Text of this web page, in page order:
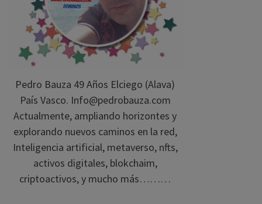
Pedro Bauza 49 Años Elciego (Alava)
País Vasco. Info@pedrobauza.com
Actualmente, ampliando horizontes y
explorando nuevos caminos en la red,
Inteligencia artificial, metaverso, nfts,
activos digitales, blokchaim,
criptoactivos, y mucho más………